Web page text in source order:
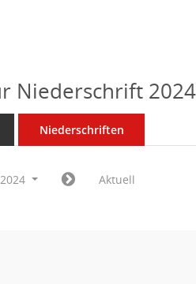
Niederschrift 2024
Niederschriften
2024 Aktuell